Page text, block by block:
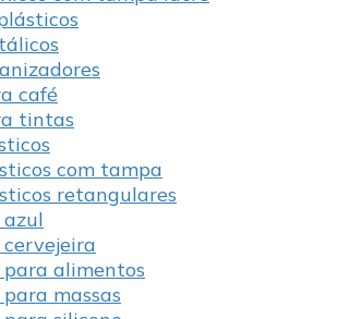
café
tintas
com tampa
retangulares
azul
cervejeira
para alimentos
massas